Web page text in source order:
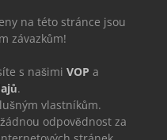
na této stránce jsou
závazkům!
s našimi VOP a
.
vlastníkům.
odpovědnost za